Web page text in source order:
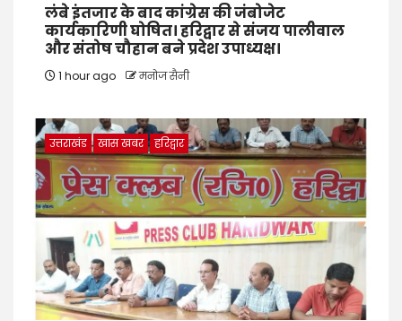
लंबे इंतजार के बाद कांग्रेस की जंबोजेट
कार्यकारिणी घोषित। हरिद्वार से संजय पालीवाल
और संतोष चौहान बने प्रदेश उपाध्यक्ष।
1 hour ago मनोज सैनी
उत्तराखंड खास खबर हरिद्वार